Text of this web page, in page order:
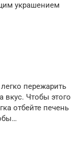
украшением
пережарить
вкус. Чтобы этого
отбейте печень